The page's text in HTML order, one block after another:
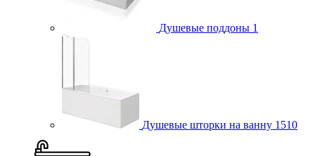
Душевые поддоны 1
Душевые шторки на ванну 1510